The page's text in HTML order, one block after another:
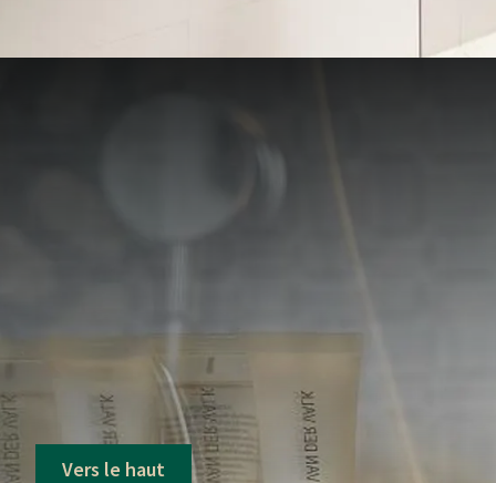
Vers le haut